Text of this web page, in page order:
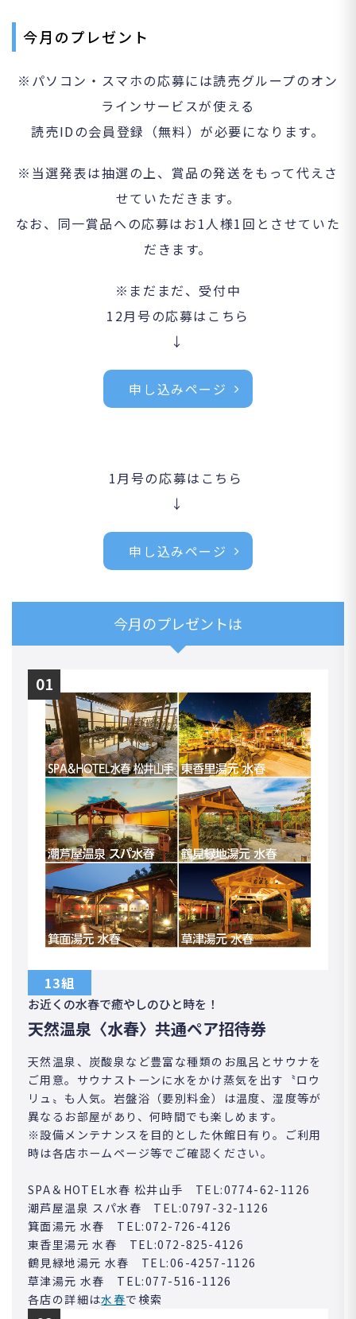
今月のプレゼント
※パソコン・スマホの応募には読売グループのオン
ラインサービスが使える
読売IDの会員登録（無料）が必要になります。
※当選発表は抽選の上、賞品の発送をもって代えさ
せていただきます。
なお、同一賞品への応募はお1人様1回とさせていた
だきます。
※まだまだ、受付中
12月号の応募はこちら
↓
申し込みページ
1月号の応募はこちら
↓
申し込みページ
今月のプレゼントは
01
13組
お近くの水春で癒やしのひと時を！
天然温泉〈水春〉共通ペア招待券
天然温泉、炭酸泉など豊富な種類のお風呂とサウナを
ご用意。サウナストーンに水をかけ蒸気を出す〝ロウ
リュ〟も人気。岩盤浴（要別料金）は温度、湿度等が
異なるお部屋があり、何時間でも楽しめます。
※設備メンテナンスを目的とした休館日有り。ご利用
時は各店ホームページ等でご確認ください。
SPA＆HOTEL水春 松井山手 TEL:0774-62-1126
潮芦屋温泉 スパ水春 TEL:0797-32-1126
箕面湯元 水春 TEL:072-726-4126
東香里湯元 水春 TEL:072-825-4126
鶴見緑地湯元 水春 TEL:06-4257-1126
草津湯元 水春 TEL:077-516-1126
各店の詳細は水春で検索